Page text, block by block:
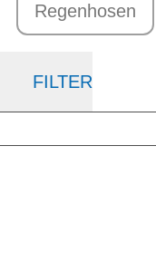
Regenhosen
FILTER